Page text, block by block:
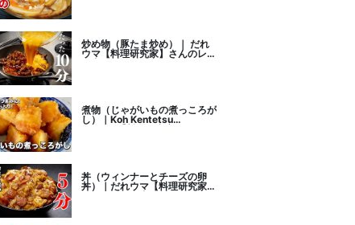
炒め物（豚たま炒め）｜ だれ
ウマ【料理研究家】さんのレシ
ピ書き起こし
煮物（じゃがいもの煮っころが
し）｜Koh Kentetsu
丼（ウィンナーとチーズの卵
丼）｜だれウマ【料理研究家】
さんのレシピ書き起こし